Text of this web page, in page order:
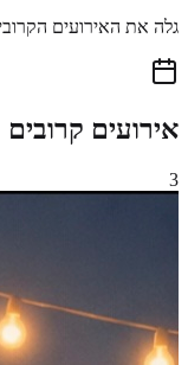
גלה את האירועים
אירועים קרובים
3